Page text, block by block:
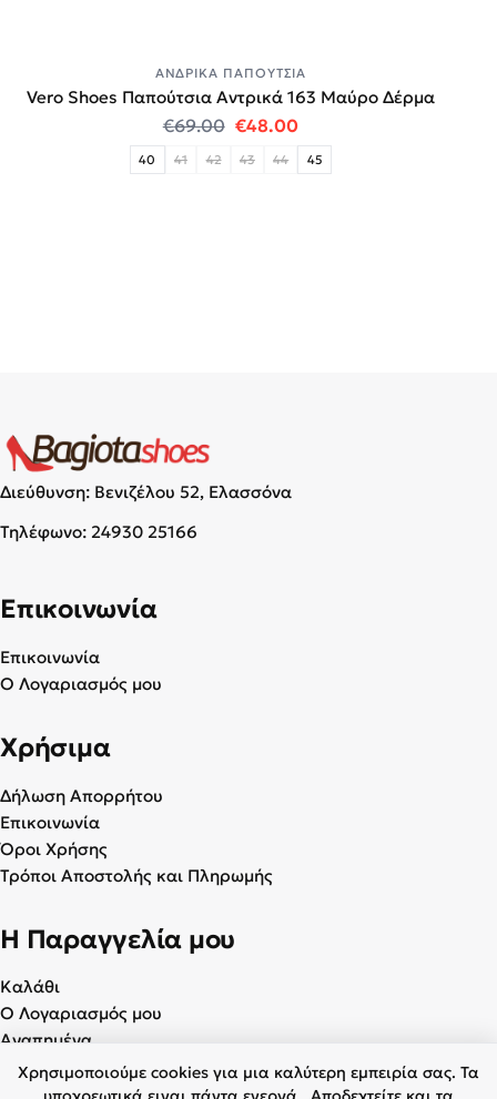
ΑΝΔΡΙΚΆ ΠΑΠΟΎΤΣΙΑ
Vero Shoes Παπούτσια Αντρικά 163 Μαύρο Δέρμα
€69.00 Original price was: €69.00.
€48.00Η τρέχουσα τιμή
40 41 42 43 44 45
Διεύθυνση: Βενιζέλου 52, Ελασσόνα
Τηλέφωνο: 24930 25166
Επικοινωνία
Επικοινωνία
Ο Λογαριασμός μου
Χρήσιμα
Δήλωση Απορρήτου
Επικοινωνία
Όροι Χρήσης
Τρόποι Αποστολής και Πληρωμής
Η Παραγγελία μου
Καλάθι
Ο Λογαριασμός μου
Αγαπημένα
Χρησιμοποιούμε cookies για μια καλύτερη εμπειρία σας. Τα